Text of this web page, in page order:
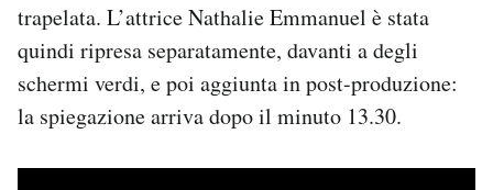
trapelata. L’attrice Nathalie Emmanuel è stata
quindi ripresa separatamente, davanti a degli
schermi verdi, e poi aggiunta in post-produzione:
la spiegazione arriva dopo il minuto 13.30.